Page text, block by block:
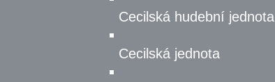
Cecilská hudební jednota
Cecilská jednota